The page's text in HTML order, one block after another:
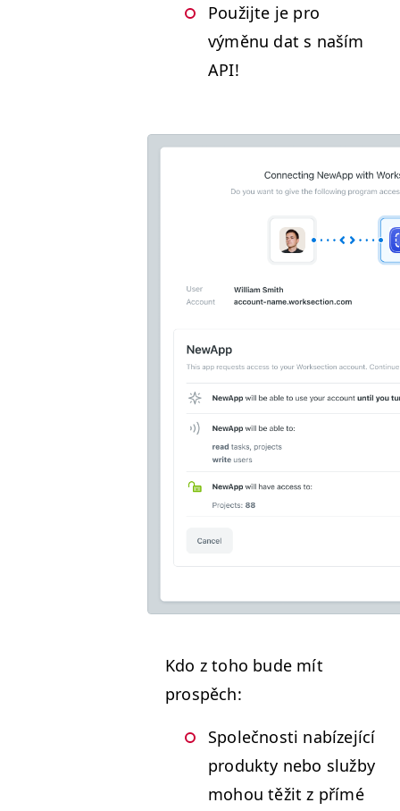
Použi­jte je pro
výměnu dat s naším
API!
Kdo z toho bude mít
prospěch:
Společnos­ti nabíze­jící
pro­duk­ty nebo služ­by
mohou těžit z přímé